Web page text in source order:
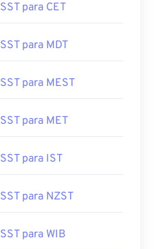
SST para CET
SST para MDT
SST para MEST
SST para MET
SST para IST
SST para NZST
SST para WIB